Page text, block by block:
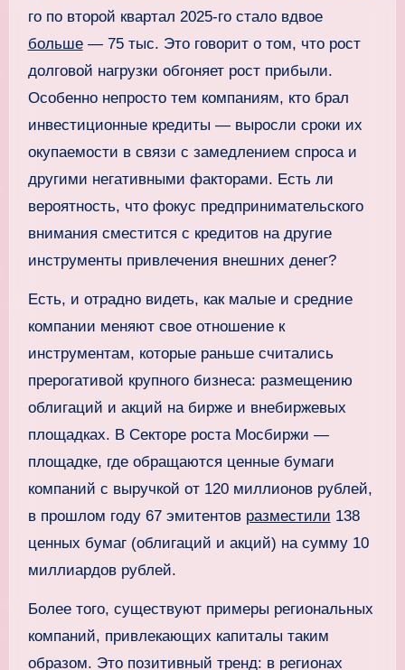
го по второй квартал 2025-го стало вдвое
больше— 75 тыс. Это говорит о том, что рост
долговой нагрузки обгоняет рост прибыли.
Особенно непросто тем компаниям, кто брал
инвестиционные кредиты — выросли сроки их
окупаемости в связи с замедлением спроса и
другими негативными факторами. Есть ли
вероятность, что фокус предпринимательского
внимания сместится с кредитов на другие
инструменты привлечения внешних денег?
Есть, и отрадно видеть, как малые и средние
компании меняют свое отношение к
инструментам, которые раньше считались
прерогативой крупного бизнеса: размещению
облигаций и акций на бирже и внебиржевых
площадках. В Секторе роста Мосбиржи —
площадке, где обращаются ценные бумаги
компаний с выручкой от 120 миллионов рублей,
в прошлом году 67 эмитентов разместили 138
ценных бумаг (облигаций и акций) на сумму 10
миллиардов рублей.
Более того, существуют примеры региональных
компаний, привлекающих капиталы таким
образом. Это позитивный тренд: в регионах